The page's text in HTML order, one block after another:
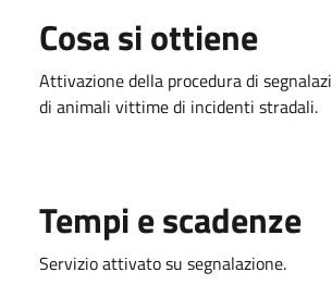
Cosa si ottiene
Attivazione della procedura di
di animali vittime di incidenti stradali.
Tempi e scadenze
Servizio attivato su segnalazione.